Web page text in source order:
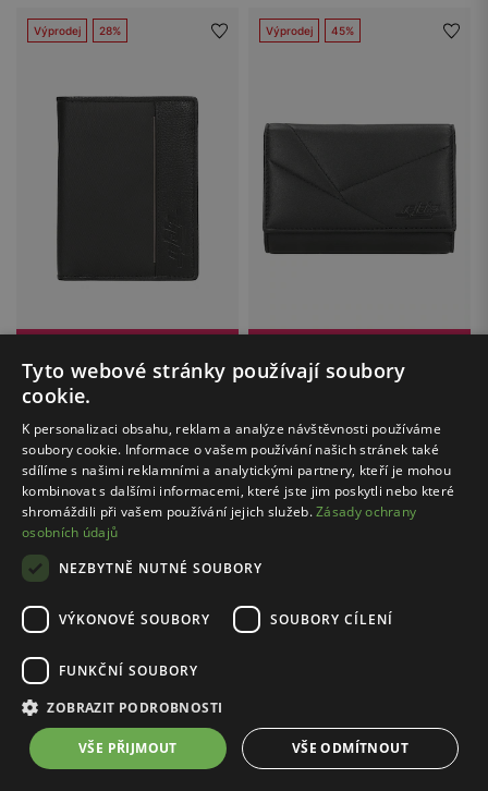
Výprodej 28%
RELAKS / R91003-51
719.00 Kč
Nejnižší cena: 999.00 Kč
Původní cena: 999.00 Kč
Výprodej 45%
RELAKS / R91002-51
719.00 Kč
Nejnižší cena: 799.00 Kč
Původní cena: 1299.00 Kč
1 ... 5
s certifikátem SSL
Doprava zdarma
Tyto webové stránky používají soubory
cookie.
K personalizaci obsahu, reklam a analýze návštěvnosti používáme
soubory cookie. Informace o vašem používání našich stránek také
sdílíme s našimi reklamními a analytickými partnery, kteří je mohou
kombinovat s dalšími informacemi, které jste jim poskytli nebo které
shromáždili při vašem používání jejich služeb.Zásady ochrany
osobních údajů
NEZBYTNĚ NUTNÉ SOUBORY
VÝKONOVÉ SOUBORY SOUBORY CÍLENÍ
FUNKČNÍ SOUBORY
ZOBRAZIT PODROBNOSTI
VŠE PŘIJMOUT VŠE ODMÍTNOUT